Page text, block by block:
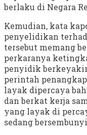
berlaku di Negara
Kemudian, kata
penyelidikan
tersebut memang
perkaranya
penyidik
perintah
layak dipercaya
dan berkat kerja
yang layak di
sedang